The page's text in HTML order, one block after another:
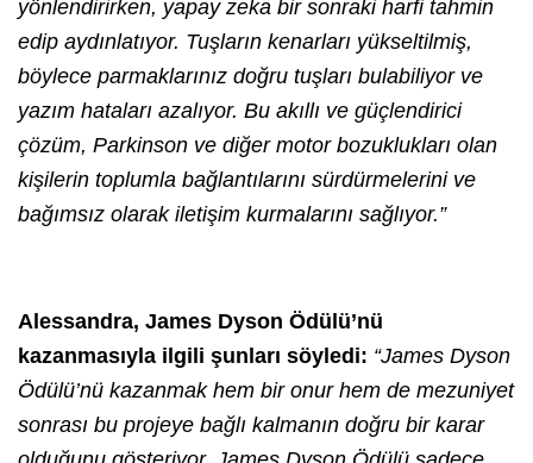
yönlendirirken, yapay zeka bir sonraki harfi tahmin
edip aydınlatıyor. Tuşların kenarları yükseltilmiş,
böylece parmaklarınız doğru tuşları bulabiliyor ve
yazım hataları azalıyor. Bu akıllı ve güçlendirici
çözüm, Parkinson ve diğer motor bozuklukları olan
kişilerin toplumla bağlantılarını sürdürmelerini ve
bağımsız olarak iletişim kurmalarını sağlıyor.”
Alessandra, James Dyson Ödülü’nü
kazanmasıyla ilgili şunları söyledi: “James Dyson
Ödülü’nü kazanmak hem bir onur hem de mezuniyet
sonrası bu projeye bağlı kalmanın doğru bir karar